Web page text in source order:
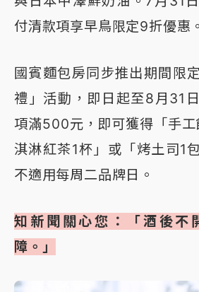
付清款項享早鳥限定9折優惠。
國賓麵包房同步推出期間限
禮」活動，即日起至8月31
項滿500元，即可獲得「手
淇淋紅茶1杯」或「烤土司1
不適用每周二品牌日。
知新聞關心您：「酒後不
障。」